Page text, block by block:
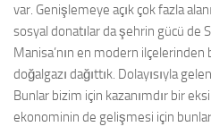
var. Genişlemeye açık çok fazla
sosyal donatılar da şehrin gücü de
Manisa’nın en modern ilçelerinden
doğalgazı dağıttık. Dolayısıyla
Bunlar bizim için kazanımdır bir
ekonominin de gelişmesi için